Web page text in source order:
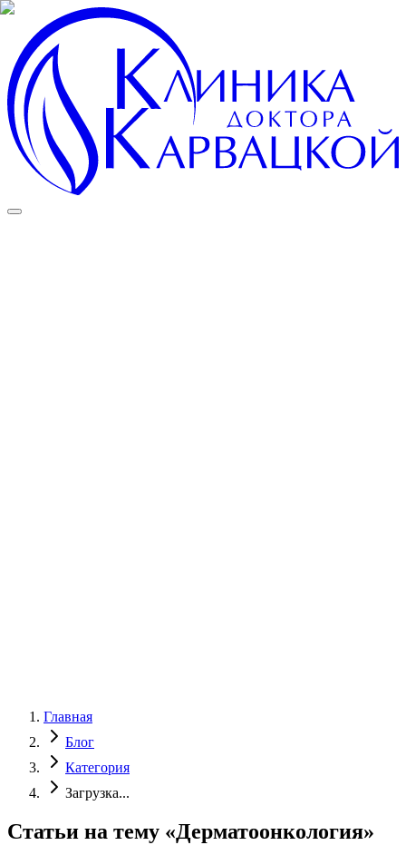
Главная
Блог
Категория
Загрузка...
Статьи на тему «Дерматоонкология»